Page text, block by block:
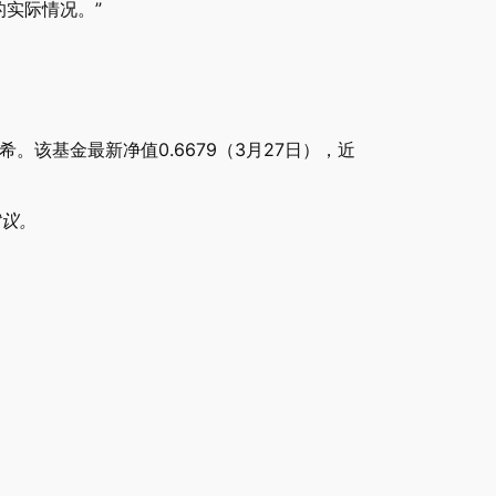
际情况。”
。该基金最新净值0.6679（3月27日），近
。